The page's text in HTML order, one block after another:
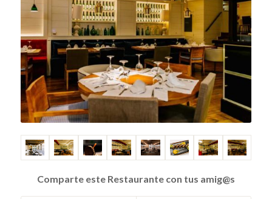
Comparte este Restaurante con tus amig@s